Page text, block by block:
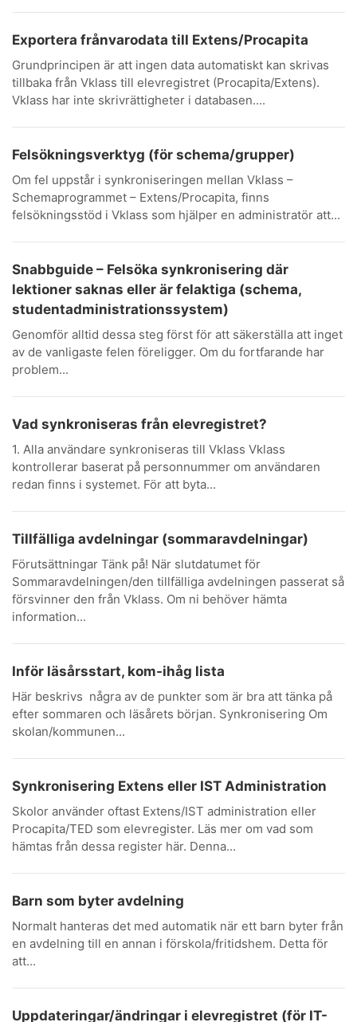
Exportera frånvarodata till Extens/Procapita
Grundprincipen är att ingen data automatiskt kan skrivas
tillbaka från Vklass till elevregistret (Procapita/Extens).
Vklass har inte skrivrättigheter i databasen....
Felsökningsverktyg (för schema/grupper)
Om fel uppstår i synkroniseringen mellan Vklass –
Schemaprogrammet – Extens/Procapita, finns
felsökningsstöd i Vklass som hjälper en administratör att...
Snabbguide – Felsöka synkronisering där
lektioner saknas eller är felaktiga (schema,
studentadministrationssystem)
Genomför alltid dessa steg först för att säkerställa att inget
av de vanligaste felen föreligger. Om du fortfarande har
problem...
Vad synkroniseras från elevregistret?
1. Alla användare synkroniseras till Vklass Vklass
kontrollerar baserat på personnummer om användaren
redan finns i systemet. För att byta...
Tillfälliga avdelningar (sommaravdelningar)
Förutsättningar Tänk på! När slutdatumet för
Sommaravdelningen/den tillfälliga avdelningen passerat så
försvinner den från Vklass. Om ni behöver hämta
information...
Inför läsårsstart, kom-ihåg lista
Här beskrivs några av de punkter som är bra att tänka på
efter sommaren och läsårets början. Synkronisering Om
skolan/kommunen...
Synkronisering Extens eller IST Administration
Skolor använder oftast Extens/IST administration eller
Procapita/TED som elevregister. Läs mer om vad som
hämtas från dessa register här. Denna...
Barn som byter avdelning
Normalt hanteras det med automatik när ett barn byter från
en avdelning till en annan i förskola/fritidshem. Detta för
att...
Uppdateringar/ändringar i elevregistret (för IT-